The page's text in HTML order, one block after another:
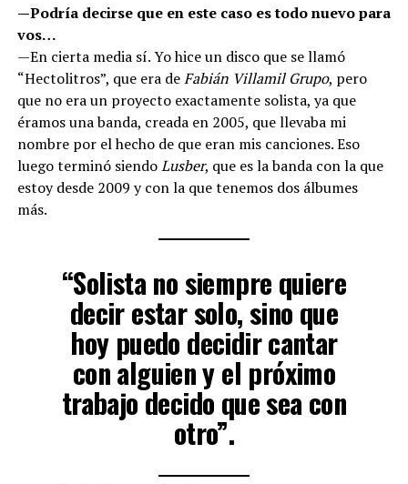
—Podría decirse que en este caso es todo nuevo para
vos…
—En cierta media sí. Yo hice un disco que se llamó
“Hectolitros”, que era deFabián Villamil Grupo, pero
que no era un proyecto exactamente solista, ya que
éramos una banda, creada en 2005, que llevaba mi
nombre por el hecho de que eran mis canciones. Eso
luego terminó siendoLusber, que es la banda con la que
estoy desde 2009 y con la que tenemos dos álbumes
más.
“Solista no siempre quiere
decir estar solo, sino que
hoy puedo decidir cantar
con alguien y el próximo
trabajo decido que sea con
otro”.